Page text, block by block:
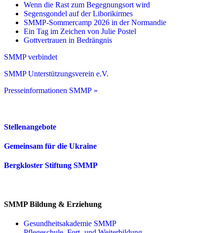
Wenn die Rast zum Begegnungsort wird
Segensgondel auf der Liborikirmes
SMMP-Sommercamp 2026 in der Normandie
Ein Tag im Zeichen von Julie Postel
Gottvertrauen in Bedrängnis
SMMP verbindet
SMMP Unterstützungsverein e.V.
Presseinformationen SMMP »
Stellenangebote
Gemeinsam für die Ukraine
Bergkloster Stiftung SMMP
SMMP Bildung & Erziehung
Gesundheitsakademie SMMP